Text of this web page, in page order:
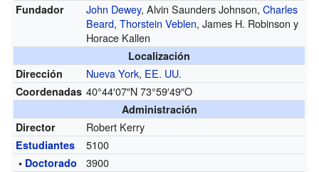
Fundador John Dewey, Alvin Saunders Johnson,Charles
Beard,Thorstein Veblen, James H. Robinson y
Horace Kallen
Localización
Dirección
Nueva York, EE. UU.
Coordenadas 40°44′07″N73°59′49″O
Administración
Director
Robert Kerry
Estudiantes 5100
• Doctorado 3900